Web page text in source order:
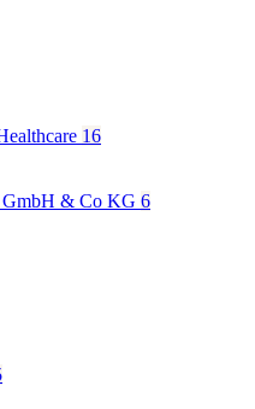
16
GmbH & Co KG 6